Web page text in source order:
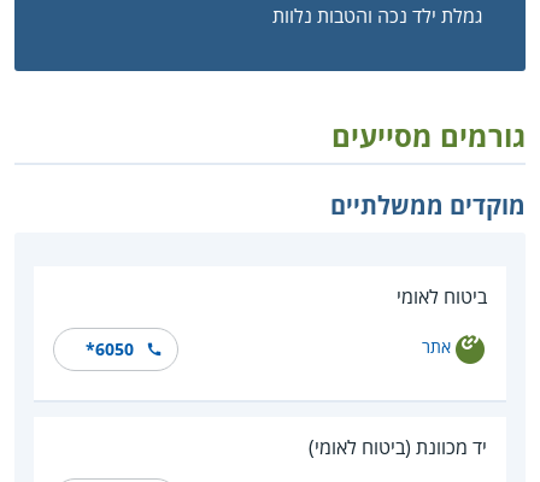
גמלת ילד נכה והטבות נלוות
גורמים מסייעים
מוקדים ממשלתיים
ביטוח לאומי
אתר *6050
יד מכוונת (ביטוח לאומי)